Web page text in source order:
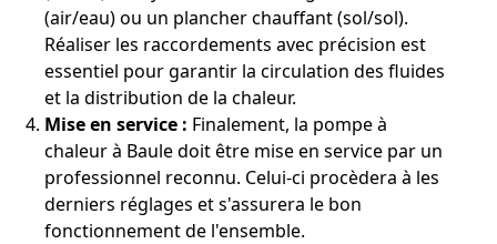
(air/eau) ou un plancher chauffant (sol/sol).
Réaliser les raccordements avec précision est
essentiel pour garantir la circulation des fluides
et la distribution de la chaleur.
Mise en service : Finalement, la pompe à
chaleur à Baule doit être mise en service par un
professionnel reconnu. Celui-ci procèdera à les
derniers réglages et s'assurera le bon
fonctionnement de l'ensemble.